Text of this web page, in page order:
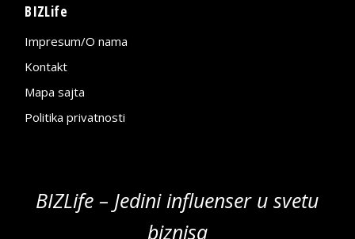
BIZLife
Impresum/O nama
Kontakt
Mapa sajta
Politika privatnosti
BIZLife – Jedini influenser u svetu
biznisa